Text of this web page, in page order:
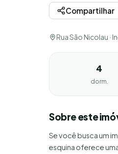
Compartilhar
Rua São Nicolau ·
4
dorm.
Sobre este
Se você busca um
esquina oferece